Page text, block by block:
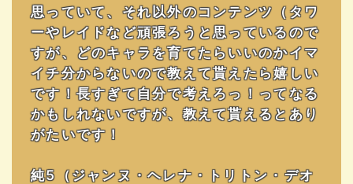
思っていて、それ以外のコンテンツ（タワ
ーやレイドなど頑張ろうと思っているので
すが、どのキャラを育てたらいいのかイマ
イチ分からないので教えて貰えたら嬉しい
です！長すぎて自分で考えろっ！ってなる
かもしれないですが、教えて貰えるとあり
がたいです！
純5（ジャンヌ・ヘレナ・トリトン・デオ